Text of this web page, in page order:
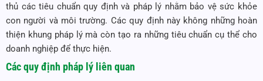
thủ các tiêu chuẩn quy định và pháp lý nhằm bảo vệ sức khỏe
con người và môi trường. Các quy định này không những hoàn
thiện khung pháp lý mà còn tạo ra những tiêu chuẩn cụ thể cho
doanh nghiệp để thực hiện.
Các quy định pháp lý liên quan